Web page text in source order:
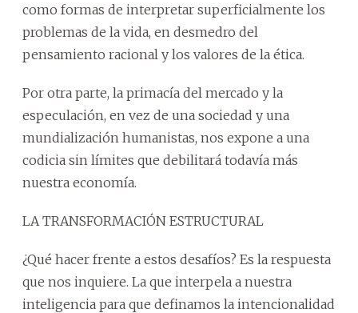
como formas de interpretar superficialmente los
problemas de la vida, en desmedro del
pensamiento racional y los valores de la ética.
Por otra parte, la primacía del mercado y la
especulación, en vez de una sociedad y una
mundialización humanistas, nos expone a una
codicia sin límites que debilitará todavía más
nuestra economía.
LA TRANSFORMACIÓN ESTRUCTURAL
¿Qué hacer frente a estos desafíos? Es la respuesta
que nos inquiere. La que interpela a nuestra
inteligencia para que definamos la intencionalidad